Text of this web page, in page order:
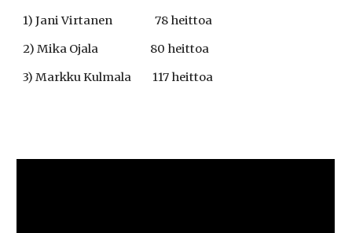
1) Jani Virtanen                  78 heittoa
2) Mika Ojala                      80 heittoa
3) Markku Kulmala         117 heittoa